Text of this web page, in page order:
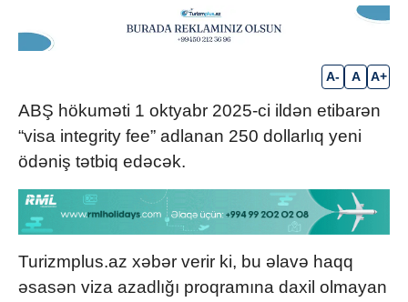
A- A A+
ABŞ hökuməti 1 oktyabr 2025-ci ildən etibarən
“visa integrity fee” adlanan 250 dollarlıq yeni
ödəniş tətbiq edəcək.
Turizmplus.az xəbər verir ki, bu əlavə haqq
əsasən viza azadlığı proqramına daxil olmayan